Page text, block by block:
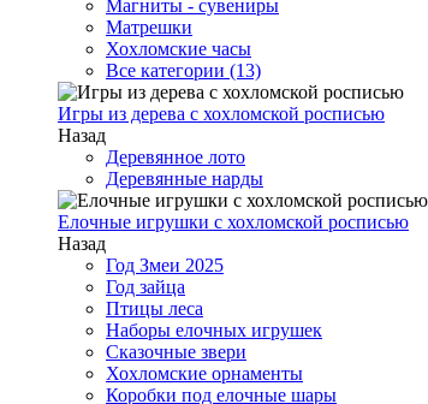
Магниты - сувениры
Матрешки
Хохломские часы
Все категории (13)
Игры из дерева с хохломской росписью
Назад
Деревянное лото
Деревянные нарды
Елочные игрушки с хохломской росписью
Назад
Год Змеи 2025
Год зайца
Птицы леса
Наборы елочных игрушек
Сказочные звери
Хохломские орнаменты
Коробки под елочные шары